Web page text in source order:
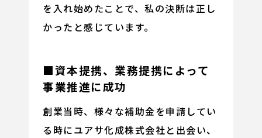
を入れ始めたことで、私の決断は正し
かったと感じています。
■資本提携、業務提携によって
事業推進に成功
創業当時、様々な補助金を申請してい
る時にユアサ化成株式会社と出会い、